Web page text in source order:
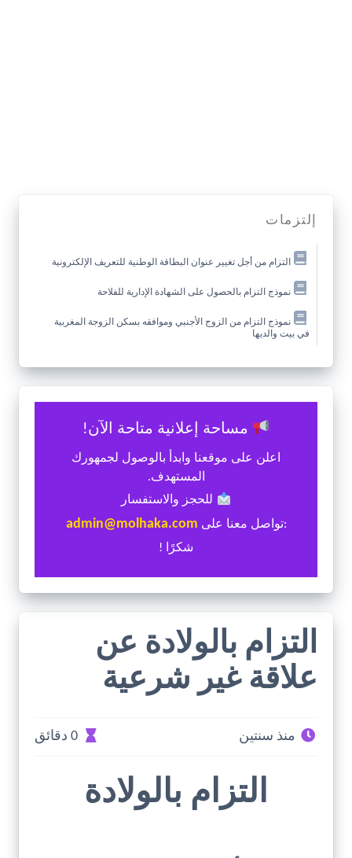
إلتزمات
التزام من أجل تغيير عنوان البطاقة الوطنية للتعريف الإلكترونية
نموذج التزام بالحصول على الشهادة الإدارية للفلاحة
نموذج التزام من الزوج الأجنبي وموافقه بسكن الزوجة المغربية
في بيت والديها
مساحة إعلانية متاحة الآن!
اعلن على موقعنا وابدأ بالوصول لجمهورك
المستهدف.
للحجز والاستفسار
:تواصل معنا على admin@molhaka.com
شكرًا !
التزام بالولادة عن
علاقة غير شرعية
منذ سنتين 0 دقائق
التزام بالولادة